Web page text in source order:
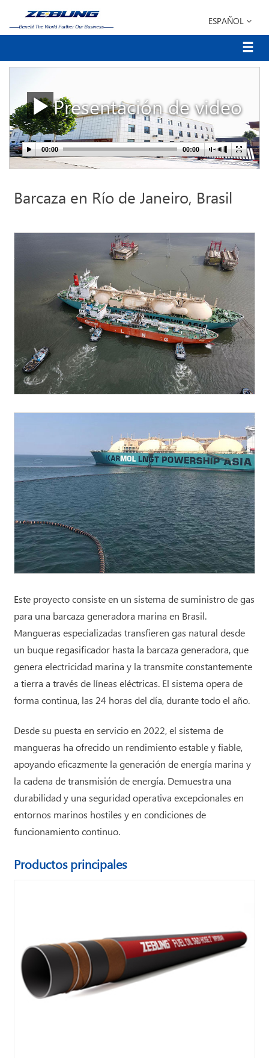
ESPAÑOL
Presentación de video
Barcaza en Río de Janeiro, Brasil
Este proyecto consiste en un sistema de suministro de gas
para una barcaza generadora marina en Brasil.
Mangueras especializadas transfieren gas natural desde
un buque regasificador hasta la barcaza generadora, que
genera electricidad marina y la transmite constantemente
a tierra a través de líneas eléctricas. El sistema opera de
forma continua, las 24 horas del día, durante todo el año.
Desde su puesta en servicio en 2022, el sistema de
mangueras ha ofrecido un rendimiento estable y fiable,
apoyando eficazmente la generación de energía marina y
la cadena de transmisión de energía. Demuestra una
durabilidad y una seguridad operativa excepcionales en
entornos marinos hostiles y en condiciones de
funcionamiento continuo.
Productos principales